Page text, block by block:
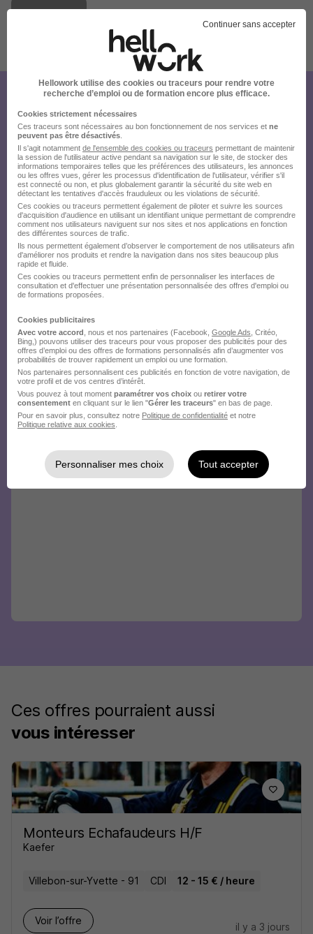
Publiée le 18/07/2026 - Réf : REF1545N
Créez votre compte Hellowork et
envoyez votre candidature !
Ces offres pourraient aussi
vous intéresser
Monteurs Echafaudeurs H/F
Kaefer
Villebon-sur-Yvette - 91 CDI 12 - 15 € / heure
Voir l’offre
il y a 3 jours
Continuer sans accepter
Hellowork utilise des cookies ou traceurs pour rendre votre
recherche d’emploi ou de formation encore plus efficace.
Cookies strictement nécessaires
Ces traceurs sont nécessaires au bon fonctionnement de nos services et ne
peuvent pas être désactivés
Il s'agit notamment de l'ensemble des cookies ou traceurs permettant de maintenir
la session de l'utilisateur active pendant sa navigation sur le site, de stocker des
informations temporaires telles que les préférences des utilisateurs, les annonces
ou les offres vues, gérer les processus d'identification de l'utilisateur, vérifier s'il
est connecté ou non, et plus globalement garantir la sécurité du site web en
détectant les tentatives d'accès frauduleux ou les violations de sécurité.
Ces cookies ou traceurs permettent également de piloter et suivre les sources
d'acquisition d'audience en utilisant un identifiant unique permettant de comprendre
comment nos utilisateurs naviguent sur nos sites et nos applications en fonction
des différentes sources de trafic.
Ils nous permettent également d’observer le comportement de nos utilisateurs afin
d'améliorer nos produits et rendre la navigation dans nos sites beaucoup plus
rapide et fluide.
Ces cookies ou traceurs permettent enfin de personnaliser les interfaces de
consultation et d'effectuer une présentation personnalisée des offres d'emploi ou
de formations proposées.
Cookies publicitaires
Avec votre accord , nous et nos partenaires (Facebook, Google Ads , Critéo,
Bing,) pouvons utiliser des traceurs pour vous proposer des publicités pour des
offres d’emploi ou des offres de formations personnalisés afin d’augmenter vos
probabilités de trouver rapidement un emploi ou une formation.
Nos partenaires personnalisent ces publicités en fonction de votre navigation, de
votre profil et de vos centres d’intérêt.
Vous pouvez à tout moment paramétrer vos choix ou retirer votre
consentement en cliquant sur le lien "Gérer les traceurs" en bas de page.
Pour en savoir plus, consultez notre Politique de confidentialité et notre
Politique relative aux cookies
Personnaliser mes choix Tout accepter